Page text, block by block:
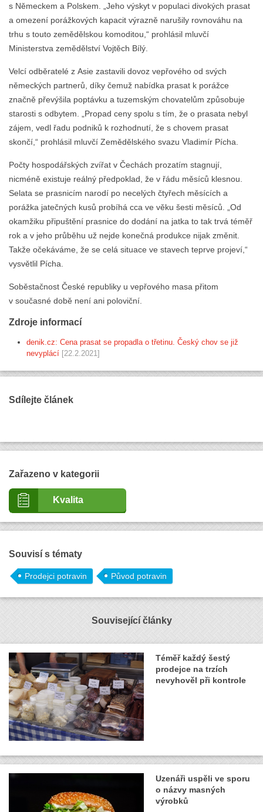
s Německem a Polskem. „Jeho výskyt v populaci divokých prasat
a omezení porážkových kapacit výrazně narušily rovnováhu na
trhu s touto zemědělskou komoditou,“ prohlásil mluvčí
Ministerstva zemědělství Vojtěch Bílý.
Velcí odběratelé z Asie zastavili dovoz vepřového od svých
německých partnerů, díky čemuž nabídka prasat k porážce
značně převýšila poptávku a tuzemským chovatelům způsobuje
starosti s odbytem. „Propad ceny spolu s tím, že o prasata nebyl
zájem, vedl řadu podniků k rozhodnutí, že s chovem prasat
skončí,“ prohlásil mluvčí Zemědělského svazu Vladimír Pícha.
Počty hospodářských zvířat v Čechách prozatím stagnují,
nicméně existuje reálný předpoklad, že v řádu měsíců klesnou.
Selata se prasnicím narodí po necelých čtyřech měsících a
porážka jatečných kusů probíhá cca ve věku šesti měsíců. „Od
okamžiku připuštění prasnice do dodání na jatka to tak trvá téměř
rok a v jeho průběhu už nejde konečná produkce nijak změnit.
Takže očekáváme, že se celá situace ve stavech teprve projeví,“
vysvětlil Pícha.
Soběstačnost České republiky u vepřového masa přitom
v současné době není ani poloviční.
Zdroje informací
denik.cz: Cena prasat se propadla o třetinu. Český chov se již
nevyplácí [22.2.2021]
Sdílejte článek
Zařazeno v kategorii
Kvalita
Souvisí s tématy
Prodejci potravin Původ potravin
Související články
Téměř každý šestý
prodejce na trzích
nevyhověl při kontrole
Uzenáři uspěli ve sporu
o názvy masných
výrobků